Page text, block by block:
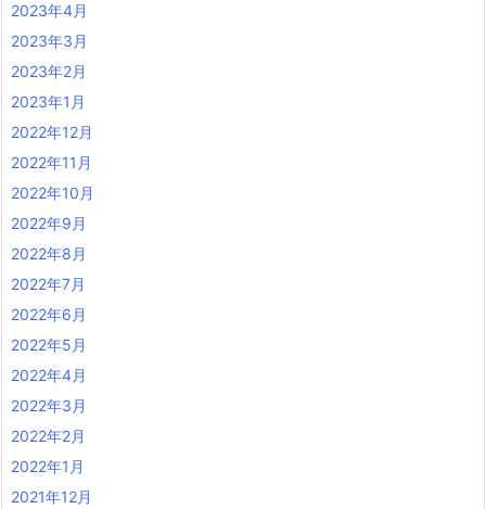
2023年4月
2023年3月
2023年2月
2023年1月
2022年12月
2022年11月
2022年10月
2022年9月
2022年8月
2022年7月
2022年6月
2022年5月
2022年4月
2022年3月
2022年2月
2022年1月
2021年12月